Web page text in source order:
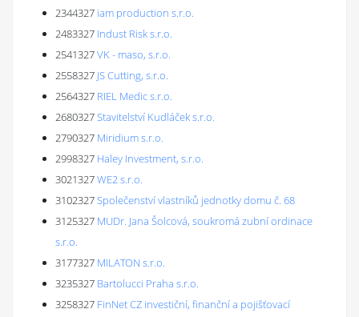
2344327 iam production s.r.o.
2483327 Indust Risk s.r.o.
2541327VK - maso, s.r.o.
2558327 JS Cutting, s.r.o.
2564327 RIEL Medic s.r.o.
2680327Stavitelství Kudláček s.r.o.
2790327 Miridium s.r.o.
2998327 Haley Investment, s.r.o.
3021327WE2 s.r.o.
3102327Společenství vlastníků jednotky domu č. 68
3125327 MUDr. Jana Šolcová, soukromá zubní ordinace
s.r.o.
3177327 MILATON s.r.o.
3235327 Bartolucci Praha s.r.o.
3258327 FinNet CZ investiční, finanční a pojišťovací